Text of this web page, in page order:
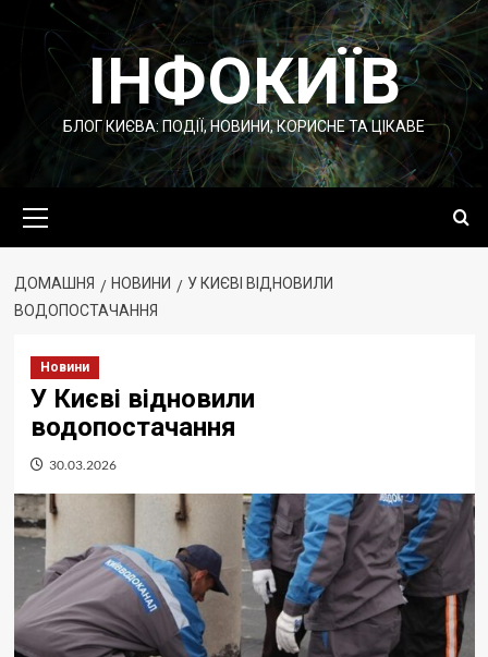
Перейти
ІНФОКИЇВ
БЛОГ КИЄВА: ПОДІЇ, НОВИНИ, КОРИСНЕ ТА ЦІКАВЕ
меню
ДОМАШНЯ НОВИНИ
У КИЄВІ ВІДНОВИЛИ
ВОДОПОСТАЧАННЯ
Новини
У Києві відновили
водопостачання
30.03.2026